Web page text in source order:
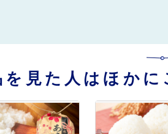
を見た人はほかに